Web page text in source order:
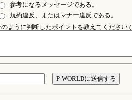
参考になるメッセージである。
規約違反、またはマナー違反である。
のように判断したポイントを教えてください